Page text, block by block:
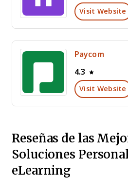
Visit Website
Paycom
4.3
Visit Website
Reseñas de las
Soluciones
eLearning